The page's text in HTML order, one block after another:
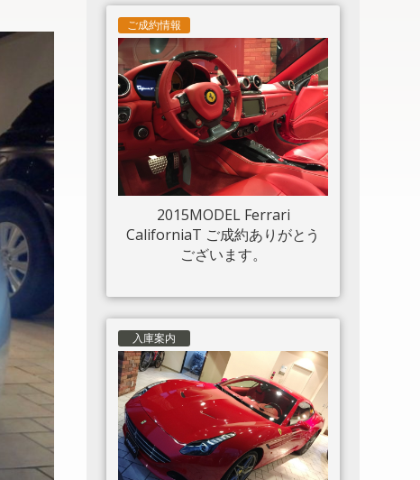
ご成約情報
2015MODEL Ferrari
CaliforniaT ご成約ありがとう
ございます。
入庫案内